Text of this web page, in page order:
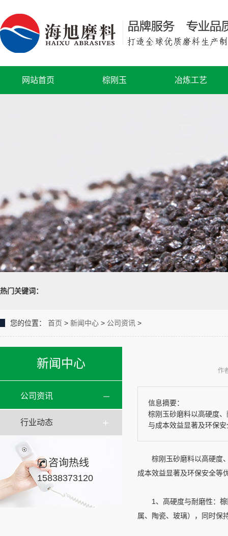
网站首页 棕刚玉 冶炼工艺
热门关键词：
您的位置： 首页 > 新闻中心 > 公司资讯 >
新闻中心
公司资讯
行业动态
咨询热线
15838373120
作
信息摘要：
棕刚玉砂磨料以高硬度
与成本效益显著及环保
棕刚玉砂磨料以高硬度、
成本效益显著及环保安全等
1、高硬度与耐磨性：
属、陶瓷、玻璃），同时保